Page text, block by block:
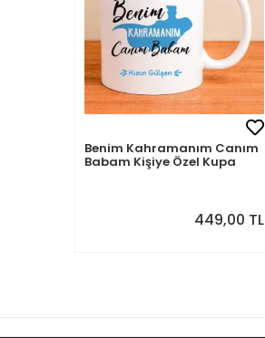
Benim Kahramanım Canım
Babam Kişiye Özel Kupa
449,00 TL